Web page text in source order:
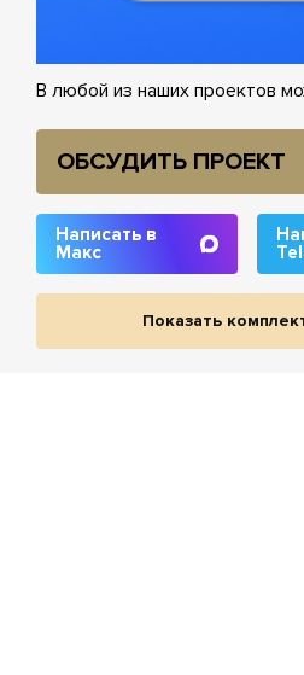
В любой из наших проектов
ОБСУДИТЬ ПРОЕКТ
Написать в
Макс
Показать